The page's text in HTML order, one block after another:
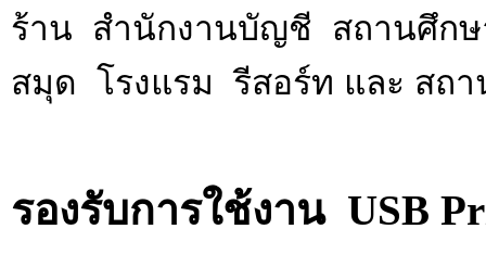
ร้าน สำนักงานบัญชี สถานศึกษ
สมุด โรงแรม รีสอร์ท และ สถา
รองรับการใช้งาน USB